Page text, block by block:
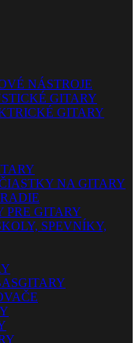
NÁSTROJE
GITARY
GITARY
NA GITARY
PRE GITARY
SPEVNÍKY,